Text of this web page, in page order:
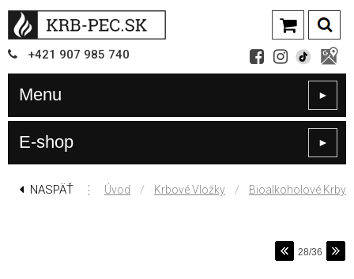
+421 907 985 740
Menu ►
E-shop ►
NASPÄŤ ⋮ Úvod / Krbové Vložky / Bioalkoholové Krby
28/36